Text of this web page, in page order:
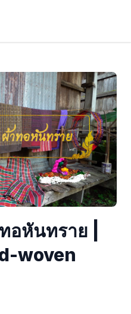
อหันทราย |
woven